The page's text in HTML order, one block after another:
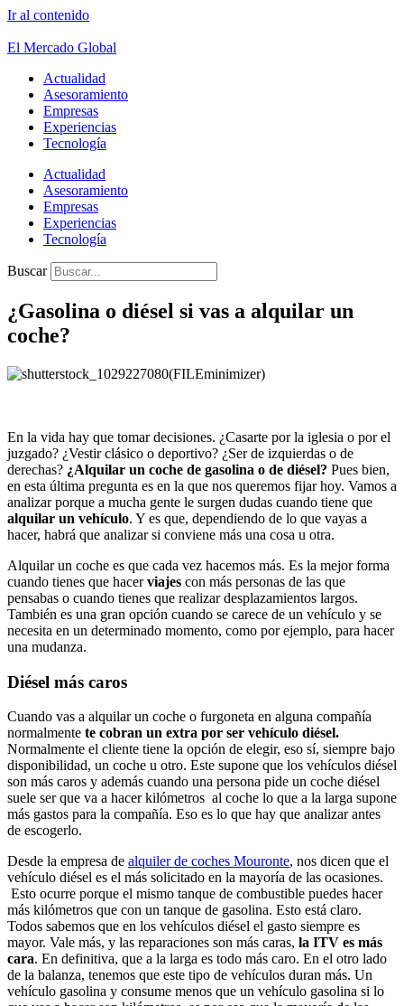
Ir al contenido
El Mercado Global
Actualidad
Asesoramiento
Empresas
Experiencias
Tecnología
Actualidad
Asesoramiento
Empresas
Experiencias
Tecnología
Buscar
¿Gasolina o diésel si vas a alquilar un
coche?
En la vida hay que tomar decisiones. ¿Casarte por la iglesia o por el
juzgado? ¿Vestir clásico o deportivo? ¿Ser de izquierdas o de
derechas? ¿Alquilar un coche de gasolina o de diésel? Pues bien,
en esta última pregunta es en la que nos queremos fijar hoy. Vamos a
analizar porque a mucha gente le surgen dudas cuando tiene que
alquilar un vehículo. Y es que, dependiendo de lo que vayas a
hacer, habrá que analizar si conviene más una cosa u otra.
Alquilar un coche es que cada vez hacemos más. Es la mejor forma
cuando tienes que hacerviajes con más personas de las que
pensabas o cuando tienes que realizar desplazamientos largos.
También es una gran opción cuando se carece de un vehículo y se
necesita en un determinado momento, como por ejemplo, para hacer
una mudanza.
Diésel más caros
Cuando vas a alquilar un coche o furgoneta en alguna compañía
normalmente te cobran un extra por ser vehículo diésel.
Normalmente el cliente tiene la opción de elegir, eso sí, siempre bajo
disponibilidad, un coche u otro. Este supone que los vehículos diésel
son más caros y además cuando una persona pide un coche diésel
suele ser que va a hacer kilómetros al coche lo que a la larga supone
más gastos para la compañía. Eso es lo que hay que analizar antes
de escogerlo.
Desde la empresa de alquiler de coches Mouronte, nos dicen que el
vehículo diésel es el más solicitado en la mayoría de las ocasiones.
Esto ocurre porque el mismo tanque de combustible puedes hacer
más kilómetros que con un tanque de gasolina. Esto está claro.
Todos sabemos que en los vehículos diésel el gasto siempre es
mayor. Vale más, y las reparaciones son más caras, la ITV es más
cara. En definitiva, que a la larga es todo más caro. En el otro lado
de la balanza, tenemos que este tipo de vehículos duran más. Un
vehículo gasolina y consume menos que un vehículo gasolina si lo